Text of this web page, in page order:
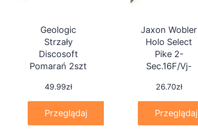
Geologic
Strzały
Discosoft
Pomarań 2szt
49.99zł
Przeglądaj
Jaxon Wobler
Holo Select
Pike 2-
Sec.16F/Vj-
26.70zł
Przeglądaj